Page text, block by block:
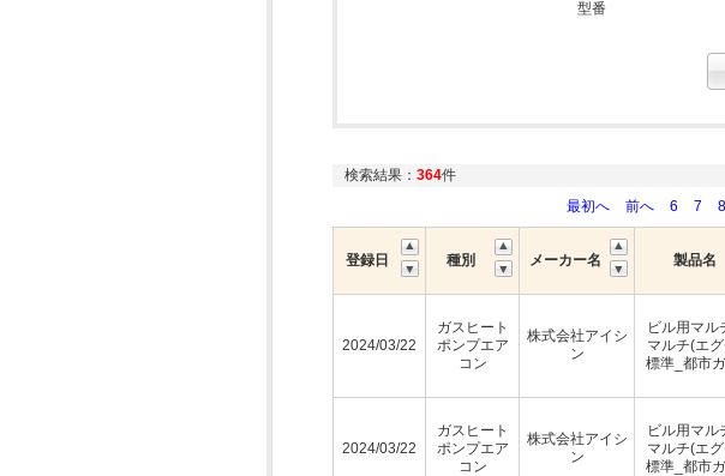
型番
検索結果： 364件
最初へ
前へ 6 7 8
登録日 種別 メーカー名 製品名
2024/03/22
ガスヒート
ポンプエア
コン
株式会社アイシ
ン
ビル用マル
マルチ(エ
標準_都市
2024/03/22
ガスヒート
ポンプエア
コン
株式会社アイシ
ン
ビル用マル
マルチ(エ
標準_都市